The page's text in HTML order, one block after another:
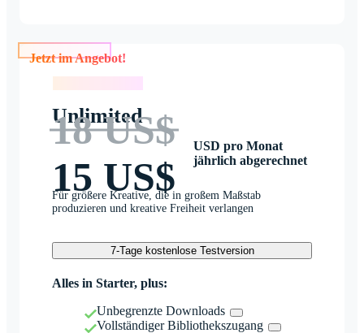
Jetzt im Angebot!
Unlimited
18 US$
15 US$
USD pro Monat
jährlich abgerechnet
Für größere Kreative, die in großem Maßstab
produzieren und kreative Freiheit verlangen
7-Tage kostenlose Testversion
Alles in Starter, plus:
Unbegrenzte Downloads
Vollständiger Bibliothekszugang